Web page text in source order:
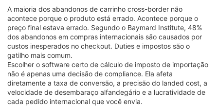
A maioria dos abandonos de carrinho cross-border não
acontece porque o produto está errado. Acontece porque o
preço final estava errado. Segundo o Baymard Institute, 48%
dos abandonos em compras internacionais são causados por
custos inesperados no checkout. Duties e impostos são o
gatilho mais comum.
Escolher o software certo de cálculo de imposto de importação
não é apenas uma decisão de compliance. Ela afeta
diretamente a taxa de conversão, a precisão do landed cost, a
velocidade de desembaraço alfandegário e a lucratividade de
cada pedido internacional que você envia.